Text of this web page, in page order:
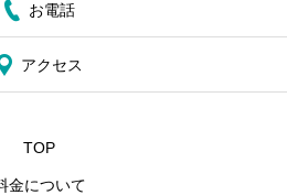
お電話
アクセス
TOP
金について